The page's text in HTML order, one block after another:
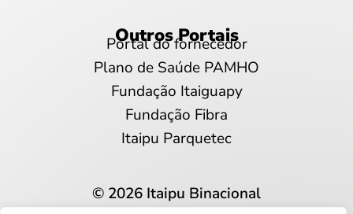
Outros Portais
Portal do fornecedor
Plano de Saúde PAMHO
Fundação Itaiguapy
Fundação Fibra
Itaipu Parquetec
© 2026 Itaipu Binacional